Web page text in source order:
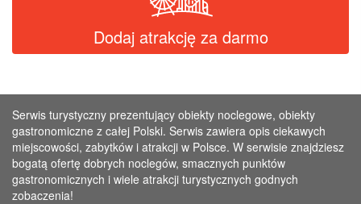
Dodaj atrakcję za darmo
Serwis turystyczny prezentujący obiekty noclegowe, obiekty
gastronomiczne z całej Polski. Serwis zawiera opis ciekawych
miejscowości, zabytków i atrakcji w Polsce. W serwisie znajdziesz
bogatą ofertę dobrych noclegów, smacznych punktów
gastronomicznych i wiele atrakcji turystycznych godnych
zobaczenia!